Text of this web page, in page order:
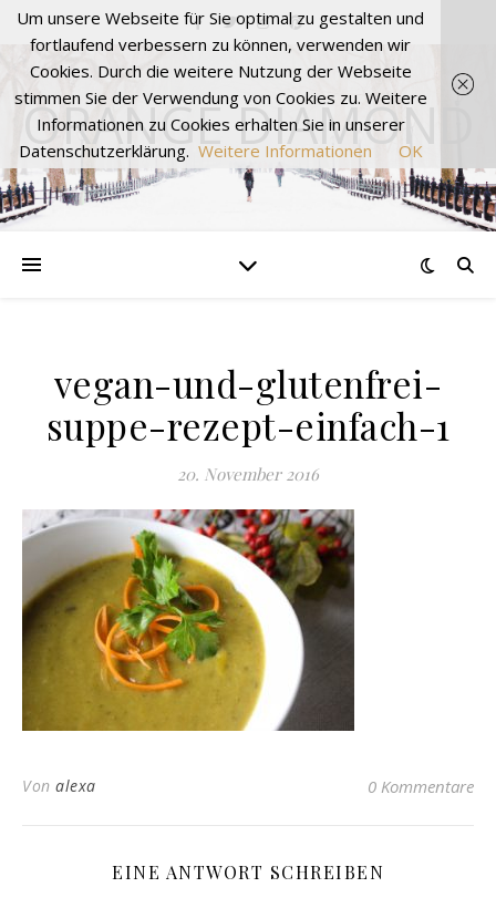
ORANGE DIAMOND
vegan-und-glutenfrei-
suppe-rezept-einfach-1
20. November 2016
Von alexa 0 Kommentare
EINE ANTWORT SCHREIBEN
Um unsere Webseite für Sie optimal zu gestalten und
fortlaufend verbessern zu können, verwenden wir
Cookies. Durch die weitere Nutzung der Webseite
stimmen Sie der Verwendung von Cookies zu. Weitere
Informationen zu Cookies erhalten Sie in unserer
Datenschutzerklärung. Weitere Informationen OK